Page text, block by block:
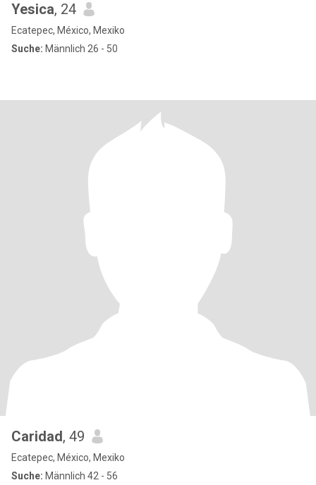
Yesica, 24
Ecatepec, México, Mexiko
Suche: Männlich 26 - 50
Caridad, 49
Ecatepec, México, Mexiko
Suche: Männlich 42 - 56